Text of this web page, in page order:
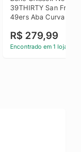
39THIRTY San
49ers Aba Curva
R$ 279,99
Encontrado em 1 loja